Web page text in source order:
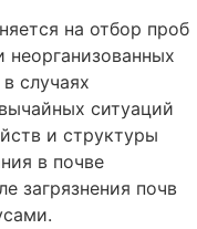
на отбор проб
неорганизованных
случаях
ситуаций
и структуры
в почве
загрязнения почв